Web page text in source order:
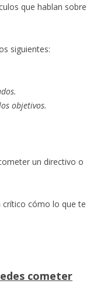
que hablan sobre
siguientes:
objetivos.
un directivo o
crítico cómo lo que te
cometer